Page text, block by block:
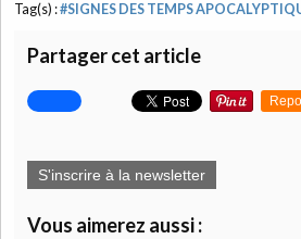
Tag(s) :#SIGNES DES TEMPS
Partager cet article
S'inscrire à la newsletter
Vous aimerez aussi :